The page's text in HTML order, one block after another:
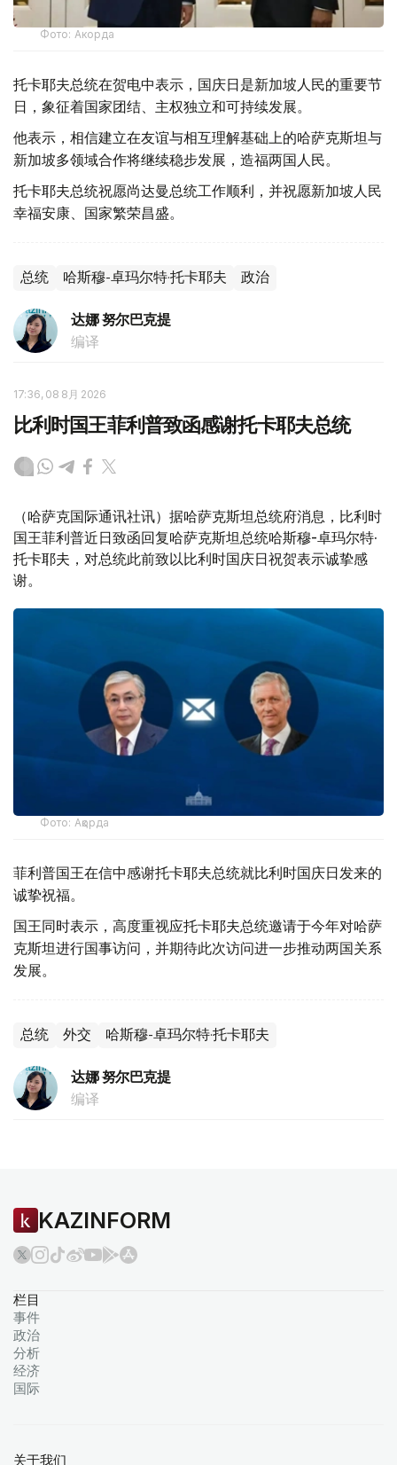
Фото: Акорда
托卡耶夫总统在贺电中表示，国庆日是新加坡人民的重要节
日，象征着国家团结、主权独立和可持续发展。
他表示，相信建立在友谊与相互理解基础上的哈萨克斯坦与
新加坡多领域合作将继续稳步发展，造福两国人民。
托卡耶夫总统祝愿尚达曼总统工作顺利，并祝愿新加坡人民
幸福安康、国家繁荣昌盛。
总统 哈斯穆-卓玛尔特·托卡耶夫 政治
达娜 努尔巴克提
编译
17:36, 08 8月 2026
比利时国王菲利普致函感谢托卡耶夫总统
（哈萨克国际通讯社讯）据哈萨克斯坦总统府消息，比利时
国王菲利普近日致函回复哈萨克斯坦总统哈斯穆-卓玛尔特·
托卡耶夫，对总统此前致以比利时国庆日祝贺表示诚挚感
谢。
Фото: Ақорда
菲利普国王在信中感谢托卡耶夫总统就比利时国庆日发来的
诚挚祝福。
国王同时表示，高度重视应托卡耶夫总统邀请于今年对哈萨
克斯坦进行国事访问，并期待此次访问进一步推动两国关系
发展。
总统 外交 哈斯穆-卓玛尔特·托卡耶夫
达娜 努尔巴克提
编译
KAZINFORM
栏目
事件
政治
分析
经济
国际
关于我们